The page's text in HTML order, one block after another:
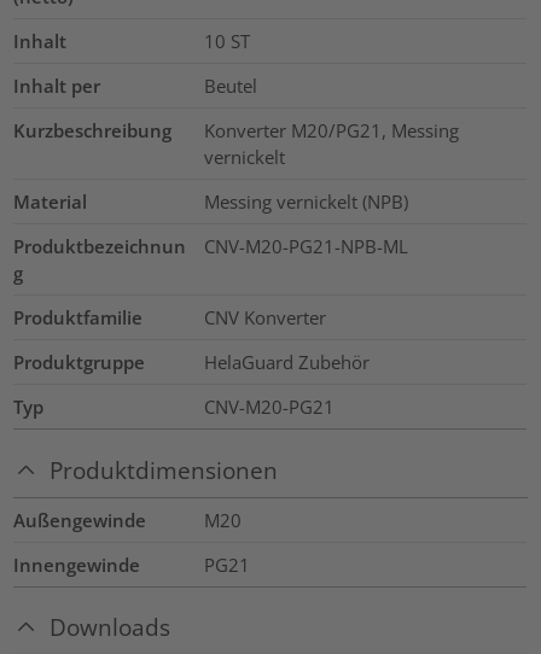
Inhalt 10 ST
Inhalt per
Beutel
Kurzbeschreibung
Konverter M20/PG21, Messing
vernickelt
Material
Messing vernickelt (NPB)
Produktbezeichnun
g
CNV-M20-PG21-NPB-ML
Produktfamilie
CNV Konverter
Produktgruppe
HelaGuard Zubehör
Typ
CNV-M20-PG21
Produktdimensionen
Außengewinde
M20
Innengewinde
PG21
Downloads